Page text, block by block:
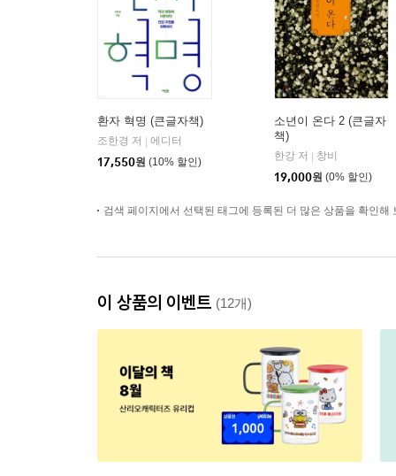
환자 혁명 (큰글자책)
조한경 저
에디터
17,550원 (10% 할인)
소년이 온다 2 (큰글자
책)
한강 저
창비
19,000원 (0% 할인)
검색 페이지에서 선택된 태그에 등록된 더 많은 상품을 확인해
이 상품의 이벤트 (12개)